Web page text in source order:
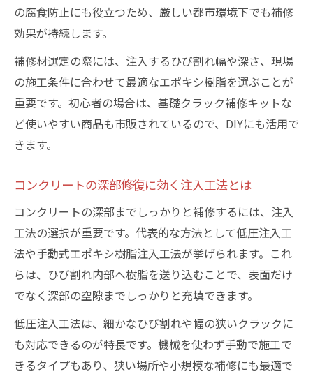
の腐食防止にも役立つため、厳しい都市環境下でも補修
効果が持続します。
補修材選定の際には、注入するひび割れ幅や深さ、現場
の施工条件に合わせて最適なエポキシ樹脂を選ぶことが
重要です。初心者の場合は、基礎クラック補修キットな
ど使いやすい商品も市販されているので、DIYにも活用で
きます。
コンクリートの深部修復に効く注入工法とは
コンクリートの深部までしっかりと補修するには、注入
工法の選択が重要です。代表的な方法として低圧注入工
法や手動式エポキシ樹脂注入工法が挙げられます。これ
らは、ひび割れ内部へ樹脂を送り込むことで、表面だけ
でなく深部の空隙までしっかりと充填できます。
低圧注入工法は、細かなひび割れや幅の狭いクラックに
も対応できるのが特長です。機械を使わず手動で施工で
きるタイプもあり、狭い場所や小規模な補修にも最適で